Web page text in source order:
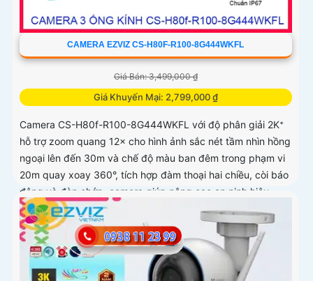
CAMERA EZVIZ CS-H80F-R100-8G444WKFL
Giá Bán: 3,499,000 ₫
Giá Khuyến Mại: 2,799,000 ₫
Camera CS-H80f-R100-8G444WKFL với độ phân giải 2K⁺
hỗ trợ zoom quang 12× cho hình ảnh sắc nét tầm nhìn hồng
ngoại lên đến 30m và chế độ màu ban đêm trong phạm vi
20m quay xoay 360°, tích hợp đàm thoại hai chiều, còi báo
động và đèn chớp, camera giúp nâng cao an ninh hiệu
quả. Đạt chuẩn IP67 có khả năng chống bụi, nước, đảm
bảo hoạt động ổn định trong mọi điều kiện thời tiết